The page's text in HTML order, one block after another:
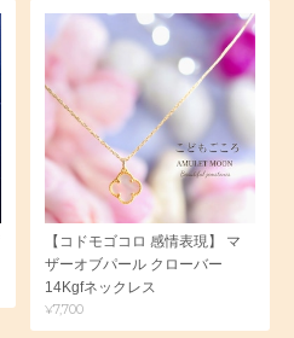
【コドモゴコロ 感情表現】 マ
ザーオブパール クローバー
14Kgfネックレス
¥7,700